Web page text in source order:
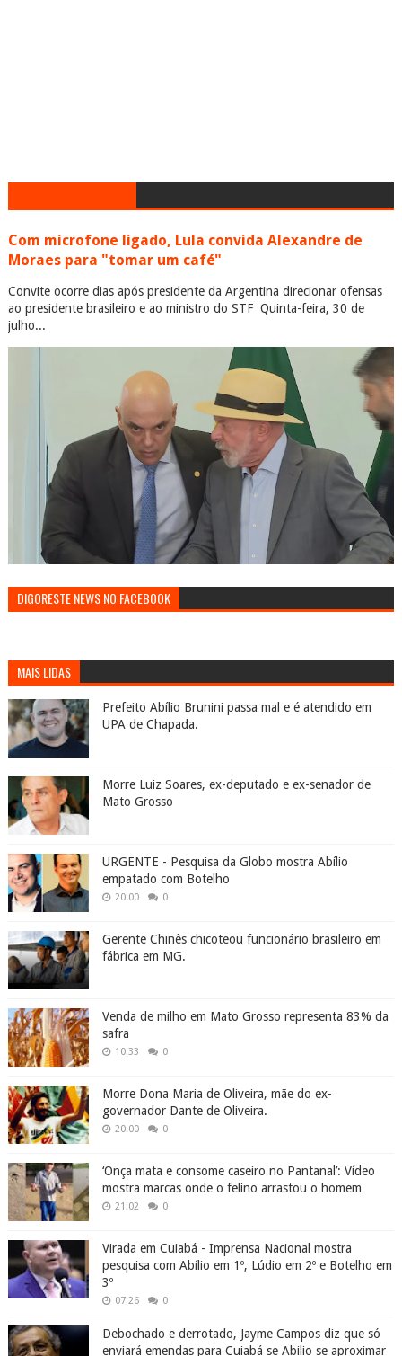
Com microfone ligado, Lula convida Alexandre de
Moraes para "tomar um café"
Convite ocorre dias após presidente da Argentina direcionar ofensas
ao presidente brasileiro e ao ministro do STF Quinta-feira, 30 de
julho...
DIGORESTE NEWS NO FACEBOOK
MAIS LIDAS
Prefeito Abílio Brunini passa mal e é atendido em
UPA de Chapada.
Morre Luiz Soares, ex-deputado e ex-senador de
Mato Grosso
URGENTE - Pesquisa da Globo mostra Abílio
empatado com Botelho
20:00 0
Gerente Chinês chicoteou funcionário brasileiro em
fábrica em MG.
Venda de milho em Mato Grosso representa 83% da
safra
10:33 0
Morre Dona Maria de Oliveira, mãe do ex-
governador Dante de Oliveira.
20:00 0
‘Onça mata e consome caseiro no Pantanal’: Vídeo
mostra marcas onde o felino arrastou o homem
21:02 0
Virada em Cuiabá - Imprensa Nacional mostra
pesquisa com Abílio em 1º, Lúdio em 2º e Botelho em
3º
07:26 0
Debochado e derrotado, Jayme Campos diz que só
enviará emendas para Cuiabá se Abilio se aproximar